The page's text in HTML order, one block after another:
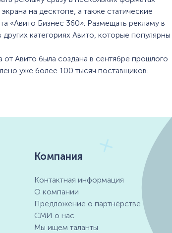
на десктопе, а также статические
«Авито Бизнес 360». Размещать рекламу в
категориях Авито, которые популярны
от Авито была создана в сентябре прошлого
уже более 100 тысяч поставщиков.
Компания
Контактная информация
О компании
Предложение о партнёрстве
СМИ о нас
Мы ищем таланты